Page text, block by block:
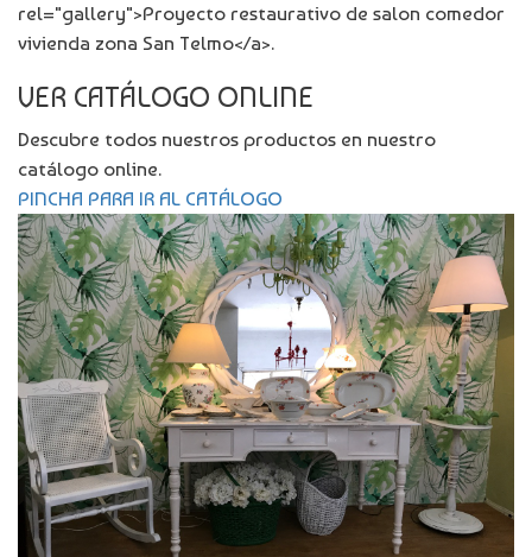
rel="gallery">Proyecto restaurativo de salon comedor
vivienda zona San Telmo</a>.
VER CATÁLOGO ONLINE
Descubre todos nuestros productos en nuestro
catálogo online.
PINCHA PARA IR AL CATÁLOGO